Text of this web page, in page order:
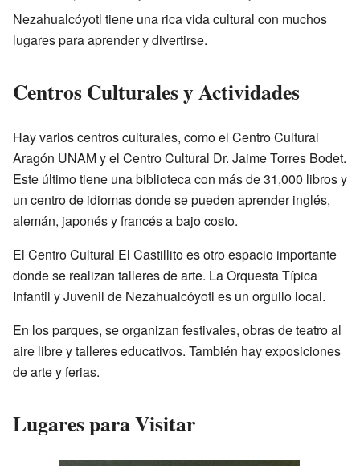
Nezahualcóyotl tiene una rica vida cultural con muchos
lugares para aprender y divertirse.
Centros Culturales y Actividades
Hay varios centros culturales, como el Centro Cultural
Aragón UNAM y el Centro Cultural Dr. Jaime Torres Bodet.
Este último tiene una biblioteca con más de 31,000 libros y
un centro de idiomas donde se pueden aprender inglés,
alemán, japonés y francés a bajo costo.
El Centro Cultural El Castillito es otro espacio importante
donde se realizan talleres de arte. La Orquesta Típica
Infantil y Juvenil de Nezahualcóyotl es un orgullo local.
En los parques, se organizan festivales, obras de teatro al
aire libre y talleres educativos. También hay exposiciones
de arte y ferias.
Lugares para Visitar